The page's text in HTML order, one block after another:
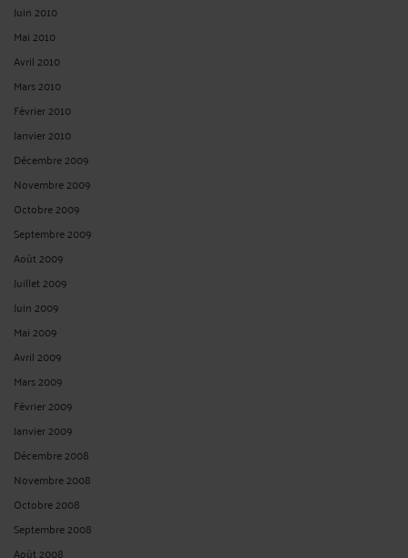
Juin 2010
Mai 2010
Avril 2010
Mars 2010
Février 2010
Janvier 2010
Décembre 2009
Novembre 2009
Octobre 2009
Septembre 2009
Août 2009
Juillet 2009
Juin 2009
Mai 2009
Avril 2009
Mars 2009
Février 2009
Janvier 2009
Décembre 2008
Novembre 2008
Octobre 2008
Septembre 2008
Août 2008